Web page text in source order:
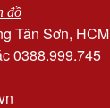
đồ
Tân Sơn, HCM
0388.999.745